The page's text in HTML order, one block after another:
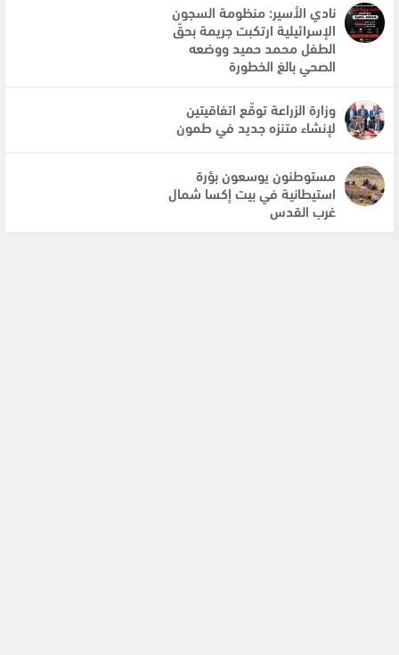
نادي الأسير: منظومة السجون
الإسرائيلية ارتكبت جريمة بحقّ
الطفل محمد حميد ووضعه
الصحي بالغ الخطورة
وزارة الزراعة توقّع اتفاقيتين
لإنشاء متنزه جديد في طمون
مستوطنون يوسعون بؤرة
استيطانية في بيت إكسا شمال
غرب القدس